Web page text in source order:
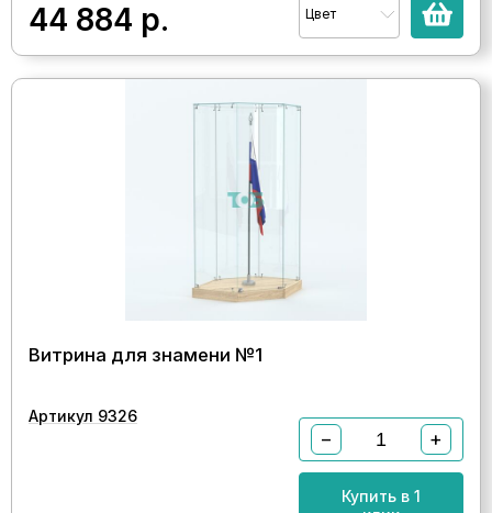
44 884 р. Цвет
Витрина для знамени №1
Артикул 9326
− +
Купить в 1